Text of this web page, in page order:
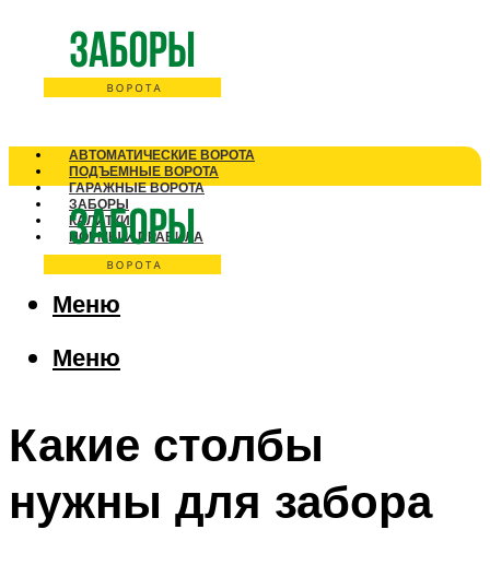
АВТОМАТИЧЕСКИЕ ВОРОТА
ПОДЪЕМНЫЕ ВОРОТА
ГАРАЖНЫЕ ВОРОТА
ЗАБОРЫ
КАЛИТКИ
НОРМЫ И ПРАВИЛА
Меню
Меню
Какие столбы
нужны для забора